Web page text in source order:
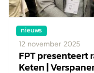
nieuws
12 november 2025
FPT presenteert
Keten |